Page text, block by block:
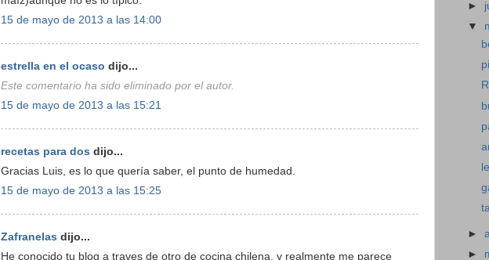
15 de mayo de 2013 a las 14:00
estrella en el ocaso dijo...
Este comentario ha sido eliminado por el autor.
15 de mayo de 2013 a las 15:21
recetas para dos dijo...
Gracias Luis, es lo que quería saber, el punto de humedad.
15 de mayo de 2013 a las 15:25
Zafranelas dijo...
He conocido tu blog a traves de otro de cocina chilena, y realmente me parece
►
▼
►
►